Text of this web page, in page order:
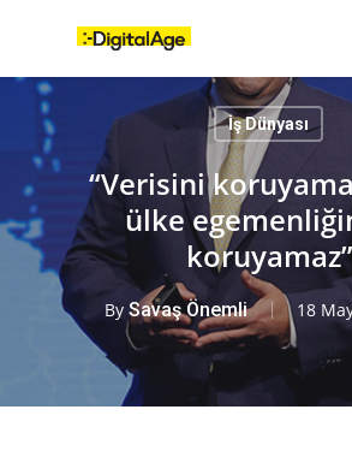
content
İş Dünyası
“Verisini
ülke
koruyamaz”
By Savaş Önemli 18